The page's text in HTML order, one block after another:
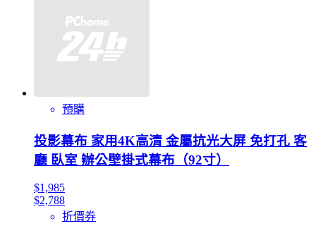
預購
投影幕布 家用4K高清 金屬抗光大屏 免打孔 客
廳 臥室 辦公壁掛式幕布（92寸）
$1,985
$2,788
折價券